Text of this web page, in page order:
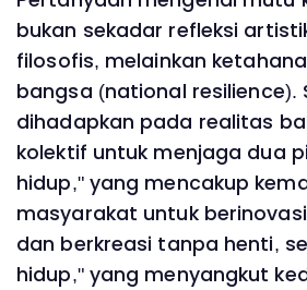
bukan sekadar refleksi
filosofis, melainkan
bangsa (national resilience).
dihadapkan pada realitas
kolektif untuk menjaga dua
hidup," yang mencakup
masyarakat untuk
dan berkreasi tanpa henti,
hidup," yang menyangkut